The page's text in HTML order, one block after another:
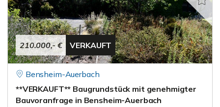
210.000,- € VERKAUFT
Bensheim-Auerbach
**VERKAUFT** Baugrundstück mit genehmigter
Bauvoranfrage in Bensheim-Auerbach